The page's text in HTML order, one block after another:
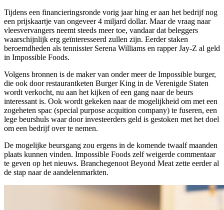
Tijdens een financieringsronde vorig jaar hing er aan het bedrijf nog
een prijskaartje van ongeveer 4 miljard dollar. Maar de vraag naar
vleesvervangers neemt steeds meer toe, vandaar dat beleggers
waarschijnlijk erg geïnteresseerd zullen zijn. Eerder staken
beroemdheden als tennisster Serena Williams en rapper Jay-Z al geld
in Impossible Foods.
Volgens bronnen is de maker van onder meer de Impossible burger,
die ook door restaurantketen Burger King in de Verenigde Staten
wordt verkocht, nu aan het kijken of een gang naar de beurs
interessant is. Ook wordt gekeken naar de mogelijkheid om met een
zogeheten spac (special purpose acquition company) te fuseren, een
lege beurshuls waar door investeerders geld is gestoken met het doel
om een bedrijf over te nemen.
De mogelijke beursgang zou ergens in de komende twaalf maanden
plaats kunnen vinden. Impossible Foods zelf weigerde commentaar
te geven op het nieuws. Branchegenoot Beyond Meat zette eerder al
de stap naar de aandelenmarkten.